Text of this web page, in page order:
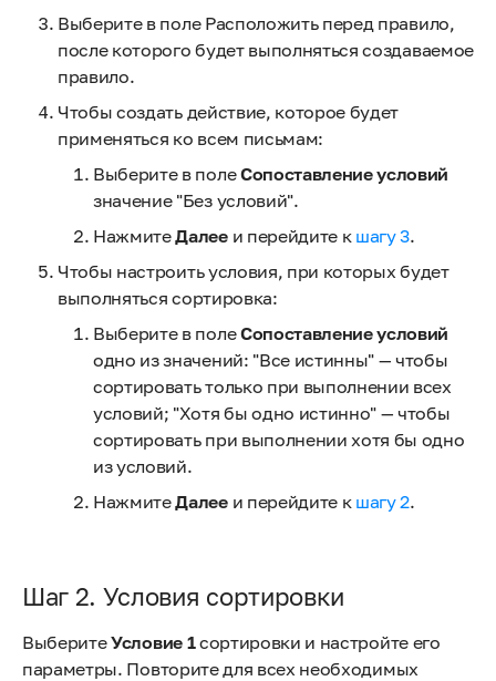
Выберите в поле Расположить перед правило,
после которого будет выполняться создаваемое
правило.
Чтобы создать действие, которое будет
применяться ко всем письмам:
Выберите в полеСопоставление условий
значение "Без условий".
НажмитеДалееи перейдите к шагу 3.
Чтобы настроить условия, при которых будет
выполняться сортировка:
Выберите в полеСопоставление условий
одно из значений: "Все истинны" — чтобы
сортировать только при выполнении всех
условий; "Хотя бы одно истинно" — чтобы
сортировать при выполнении хотя бы одно
из условий.
НажмитеДалееи перейдите к шагу 2.
Шаг 2. Условия сортировки
ВыберитеУсловие 1сортировки и настройте его
параметры. Повторите для всех необходимых